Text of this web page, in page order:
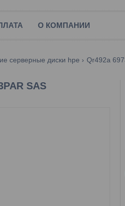
О КОМПАНИИ
серверные диски hpe
SAS